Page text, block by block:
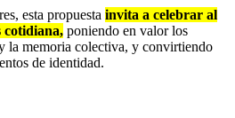
esta propuesta invita a celebrar al
cotidiana, poniendo en valor los
la memoria colectiva, y convirtiendo
de identidad.